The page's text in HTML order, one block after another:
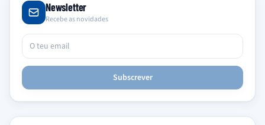
Newsletter
Recebe as novidades
Subscrever